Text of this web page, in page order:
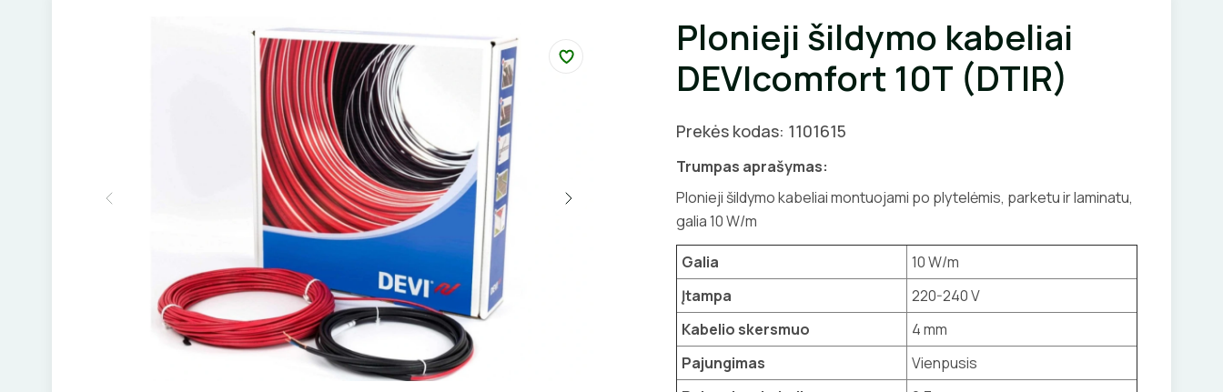
Plonieji šildymo kabeliai
DEVIcomfort 10T (DTIR)
Prekės kodas: 1101615
Trumpas aprašymas:
Plonieji šildymo kabeliai montuojami po plytelėmis, parketu ir laminatu,
galia 10 W/m
Galia
10 W/m
Įtampa
220-240 V
Kabelio skersmuo
4 mm
Pajungimas
Vienpusis